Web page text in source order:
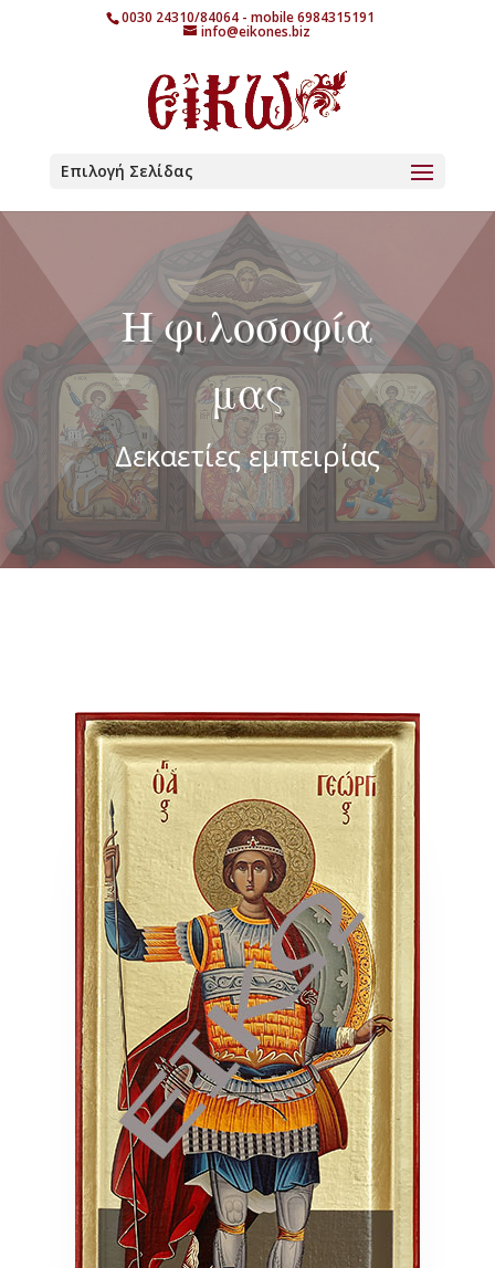
0030 24310/84064 - mobile 6984315191
info@eikones.biz
Επιλογή Σελίδας
Η φιλοσοφία
μας
Δεκαετίες εμπειρίας